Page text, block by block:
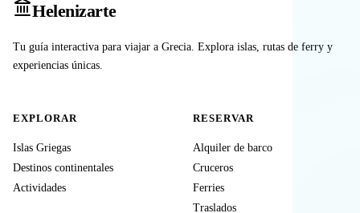
Helenizarte
Tu guía interactiva para viajar a Grecia. Explora islas, rutas de ferry y
experiencias únicas.
EXPLORAR
Islas Griegas
Destinos continentales
Actividades
RESERVAR
Alquiler de barco
Cruceros
Ferries
Traslados